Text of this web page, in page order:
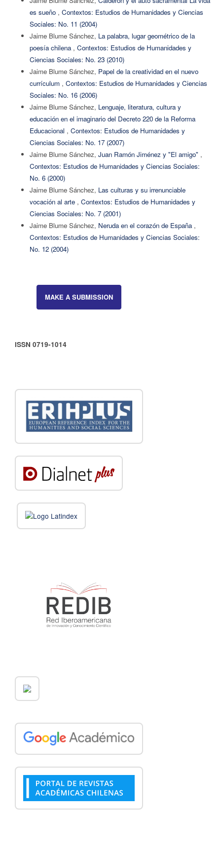
es sueño , Contextos: Estudios de Humanidades y Ciencias
Sociales: No. 11 (2004)
Jaime Blume Sánchez, La palabra, lugar geométrico de la
poesía chilena , Contextos: Estudios de Humanidades y
Ciencias Sociales: No. 23 (2010)
Jaime Blume Sánchez, Papel de la creatividad en el nuevo
currículum , Contextos: Estudios de Humanidades y Ciencias
Sociales: No. 16 (2006)
Jaime Blume Sánchez, Lenguaje, literatura, cultura y
educación en el imaginario del Decreto 220 de la Reforma
Educacional , Contextos: Estudios de Humanidades y
Ciencias Sociales: No. 17 (2007)
Jaime Blume Sánchez, Juan Ramón Jiménez y "El amigo" ,
Contextos: Estudios de Humanidades y Ciencias Sociales:
No. 6 (2000)
Jaime Blume Sánchez, Las culturas y su irrenunciable
vocación al arte , Contextos: Estudios de Humanidades y
Ciencias Sociales: No. 7 (2001)
Jaime Blume Sánchez, Neruda en el corazón de España ,
Contextos: Estudios de Humanidades y Ciencias Sociales:
No. 12 (2004)
MAKE A SUBMISSION
ISSN 0719-1014